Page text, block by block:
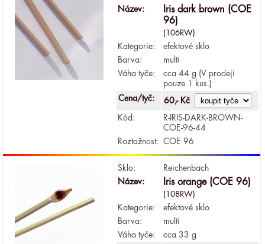
Název:
Iris dark brown (COE
96)
(106RW)
Kategorie:
efektové sklo
Barva:
multi
Váha tyče:
cca 44 g (V prodeji
pouze 1 kus.)
Cena/tyč:
60,- Kč
Kód:
R-IRIS-DARK-BROWN-
COE-96-44
Roztažnost:
COE 96
Sklo:
Reichenbach
Název:
Iris orange (COE 96)
(108RW)
Kategorie:
efektové sklo
Barva:
multi
Váha tyče:
cca 33 g